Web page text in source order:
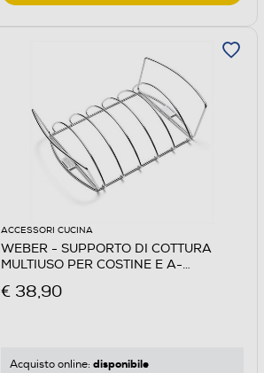
ACCESSORI CUCINA
WEBER - SUPPORTO DI COTTURA
MULTIUSO PER COSTINE E A-
€ 38,90
Acquisto online: disponibile